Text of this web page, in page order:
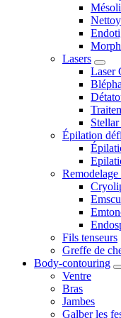
Lasers
Laser
Épilation
Fils tenseurs
Greffe de
Body-contouring
Ventre
Bras
Jambes
Galber les